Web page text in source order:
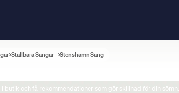
butik och få rekommendationer som gör skillnad för din sömn.
Ställbara Sängar Stenshamn Säng